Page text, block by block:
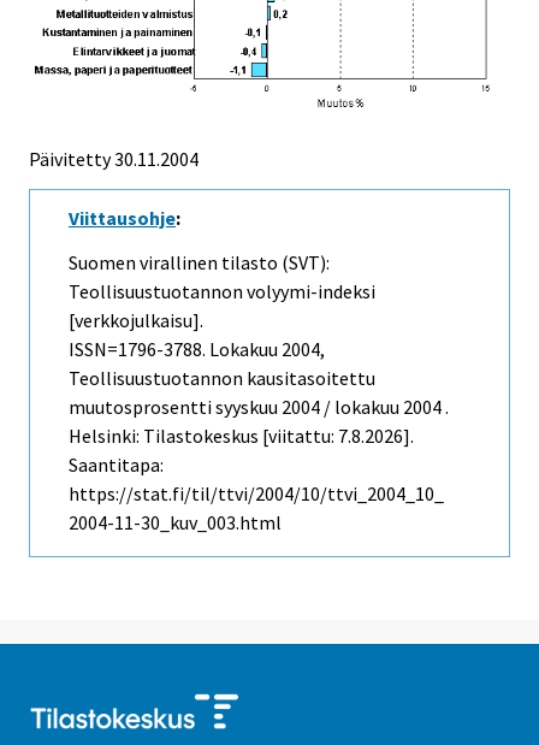
Päivitetty30.11.2004
Viittausohje:
Suomen virallinen tilasto (SVT):
Teollisuustuotannon volyymi-indeksi
[verkkojulkaisu].
ISSN=1796-3788. Lokakuu 2004,
Teollisuustuotannon kausitasoitettu
muutosprosentti syyskuu 2004 / lokakuu 2004 .
Helsinki: Tilastokeskus [viitattu: 7.8.2026].
Saantitapa:
https://stat.fi/til/ttvi/2004/10/ttvi_2004_10_
2004-11-30_kuv_003.html